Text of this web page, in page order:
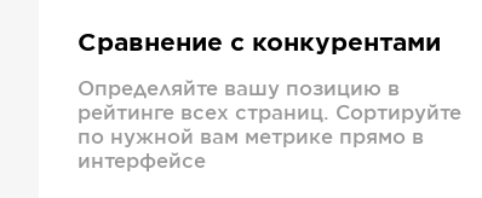
Сравнение с конкурентами
Определяйте вашу позицию в
рейтинге всех страниц. Сортируйте
по нужной вам метрике прямо в
интерфейсе